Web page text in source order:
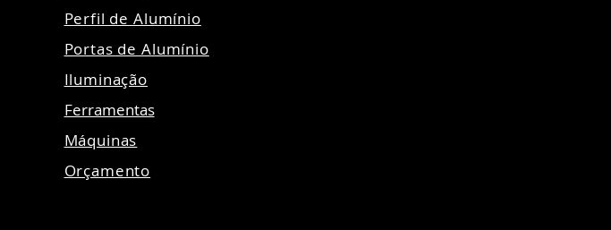
Perfil de Alumínio
Portas de Alumínio
Iluminação
Ferramentas
Máquinas
Orçamento